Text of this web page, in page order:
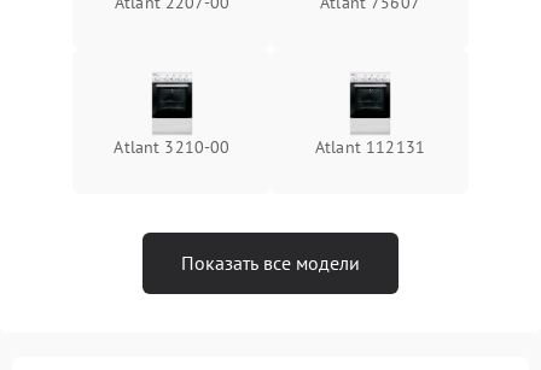
Atlant 3210-00 Atlant 112131
Показать все модели